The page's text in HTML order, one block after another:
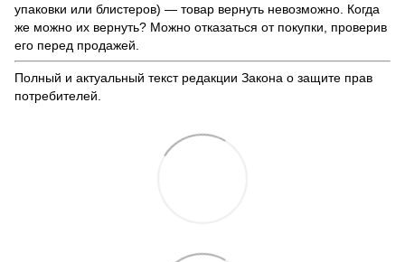
упаковки или блистеров) — товар вернуть невозможно. Когда
же можно их вернуть? Можно отказаться от покупки, проверив
его перед продажей.
Полный и актуальный текст редакции Закона о защите прав
потребителей